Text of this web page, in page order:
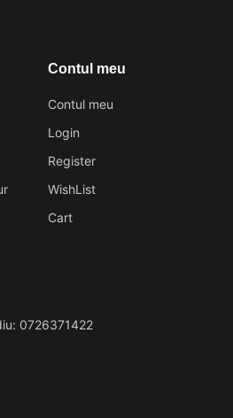
Contul meu
Contul meu
Login
Register
WishList
Cart
0726371422